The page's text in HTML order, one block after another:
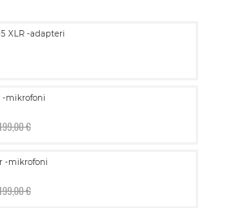
XLR -adapteri
-mikrofoni
€
-mikrofoni
€